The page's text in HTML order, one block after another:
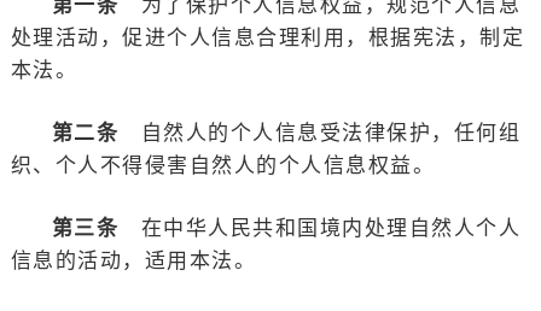
第一条 为了保护个人信息权益，规范个人信息
处理活动，促进个人信息合理利用，根据宪法，制定
本法。
第二条 自然人的个人信息受法律保护，任何组
织、个人不得侵害自然人的个人信息权益。
第三条 在中华人民共和国境内处理自然人个人
信息的活动，适用本法。